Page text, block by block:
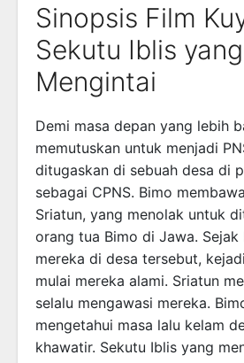
Sinopsis Film
Sekutu Iblis
Mengintai
Demi masa depan yang lebih
memutuskan untuk menjadi
ditugaskan di sebuah desa di
sebagai CPNS. Bimo
Sriatun, yang menolak untuk
orang tua Bimo di Jawa. Sejak
mereka di desa tersebut,
mulai mereka alami. Sriatun
selalu mengawasi mereka.
mengetahui masa lalu kelam
khawatir. Sekutu Iblis yang